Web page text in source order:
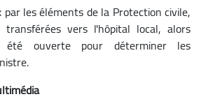
les éléments de la Protection civile,
vers l'hôpital local, alors
été ouverte pour déterminer les